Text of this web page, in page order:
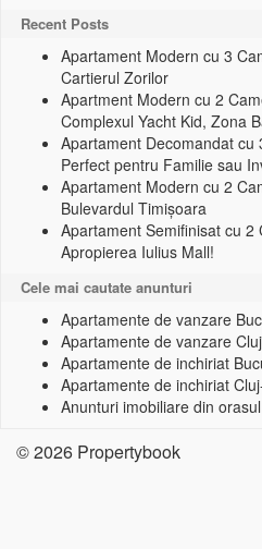
Recent Posts
Apartament Modern cu 3
Cartierul Zorilor
Apartment Modern cu 2
Complexul Yacht Kid, Zona
Apartament Decomandat
Perfect pentru Familie sau
Apartament Modern cu 2
Bulevardul Timișoara
Apartament Semifinisat cu
Apropierea Iulius Mall!
Cele mai cautate anunturi
Apartamente de vanzare
Apartamente de vanzare
Apartamente de inchiriat
Apartamente de inchiriat
Anunturi imobiliare din
© 2026 Propertybook